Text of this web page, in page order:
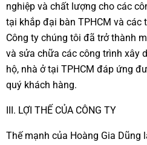
nghiệp và chất lượng cho các
tại khắp đại bàn TPHCM và các
Công ty chúng tôi đã trở thành
và sửa chữa các công trình xây
hộ, nhà ở tại TPHCM đáp ứng
quý khách hàng.
III. LỢI THẾ CỦA CÔNG TY
Thế mạnh của Hoàng Gia Dũng